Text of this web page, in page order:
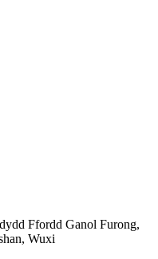
Ffordd Ganol Furong,
Wuxi